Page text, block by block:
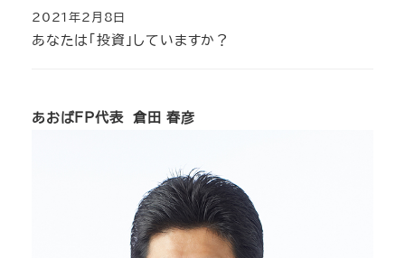
あなたは「投資」していますか？
投稿日
2021年2月8日
あおばFP代表 倉田 春彦